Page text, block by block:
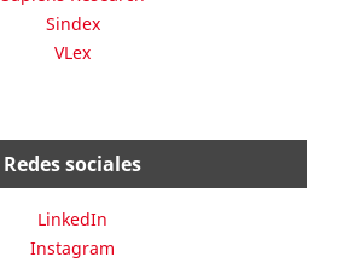
Sindex
VLex
Redes sociales
LinkedIn
Instagram